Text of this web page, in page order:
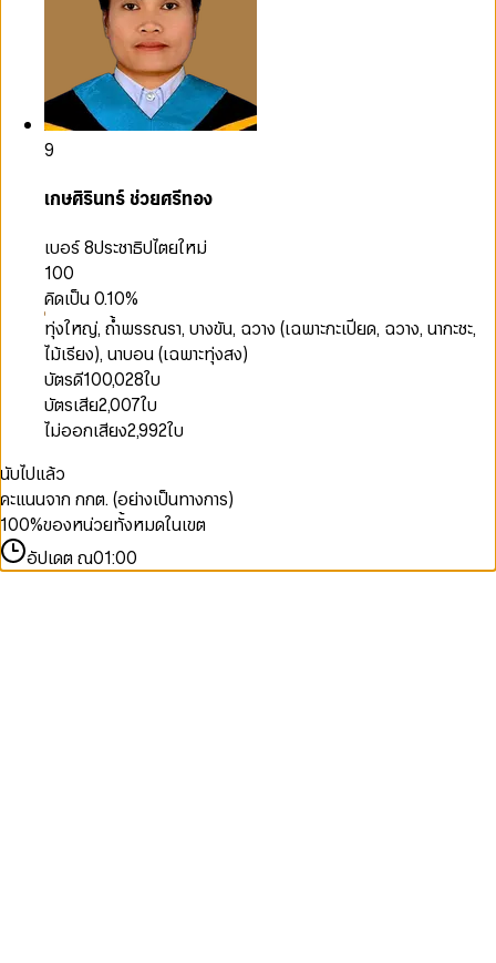
9
เกษศิรินทร์ ช่วยศรีทอง
เบอร์ 8ประชาธิปไตยใหม่
100
คิดเป็น0.10%
ทุ่งใหญ่, ถ้ำพรรณรา, บางขัน, ฉวาง (เฉพาะกะเปียด, ฉวาง, นากะชะ,
ไม้เรียง), นาบอน (เฉพาะทุ่งสง)
บัตรดี100,028ใบ
บัตรเสีย2,007ใบ
ไม่ออกเสียง2,992ใบ
นับไปแล้ว
คะแนนจาก กกต. (อย่างเป็นทางการ)
100%ของหน่วยทั้งหมดในเขต
อัปเดต ณ01:00